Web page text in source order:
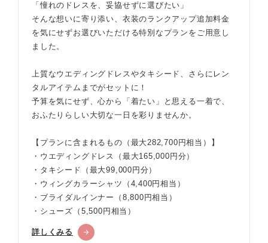
「憧れのドレスを、妥協せずに選びたい」
そんな想いに寄り添い、衣装のランクアップ追加料金
を気にせずお選びいただける特別なプランをご用意し
ました。
上質なウエディングドレスやタキシード、さらにレン
タルアイテムまでがセットに！
予算を気にせず、心から「着たい」と思える一着で、
おふたりらしい大切な一日を彩りませんか。
【プランに含まれるもの（最大282,700円相当）】
・ウエディングドレス（最大165,000円分）
・タキシード（最大99,000円分）
・ウィングカラーシャツ（4,400円相当）
・ブライダルインナー（8,800円相当）
・シューズ（5,500円相当）
詳しくみる